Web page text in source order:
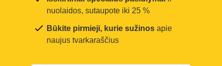
nuolaidos, sutaupote iki 25 %
Būkite pirmieji, kurie sužinos apie
naujus tvarkaraščius